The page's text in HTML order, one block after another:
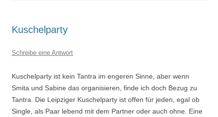
Kuschelparty
Schreibe eine Antwort
Kuschelparty ist kein Tantra im engeren Sinne, aber wenn
Smita und Sabine das organisieren, finde ich doch Bezug zu
Tantra. Die Leipziger Kuschelparty ist offen für jeden, egal ob
Single, als Paar lebend mit dem Partner oder auch ohne. Eine